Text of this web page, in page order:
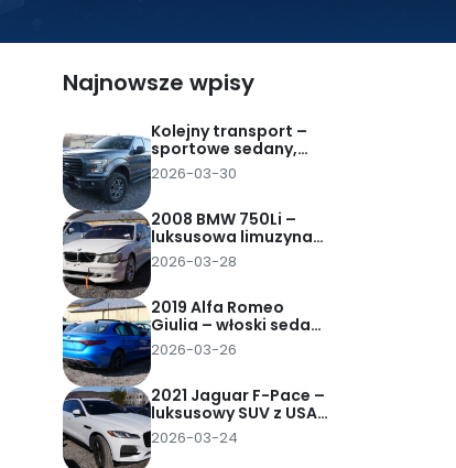
Najnowsze wpisy
Kolejny transport –
sportowe sedany,
mocny pickup i
rodzinne SUV-y z USA
2026-03-30
2008 BMW 750Li –
luksusowa limuzyna
sprowadzona z
Dubaju za 25 tys. zł
2026-03-28
2019 Alfa Romeo
Giulia – włoski sedan
z charakterem
sprowadzony z USA
2026-03-26
2021 Jaguar F-Pace –
luksusowy SUV z USA
sprowadzony za 90
tys. zł pod dom
2026-03-24